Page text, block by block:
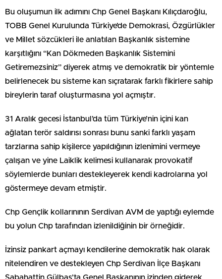
Bu oluşumun ilk adımını Chp Genel Başkanı Kılıçdaroğlu,
TOBB Genel Kurulunda Türkiye’de Demokrasi, Özgürlükler
ve Millet sözcükleri ile anlatılan Başkanlık sistemine
karşıtlığını “Kan Dökmeden Başkanlık Sistemini
Getiremezsiniz” diyerek atmış ve demokratik bir yöntemle
belirlenecek bu sisteme kan sıçratarak farklı fikirlere sahip
bireylerin taraf oluşturmasına yol açmıştır.
31 Aralık gecesi İstanbul’da tüm Türkiye’nin içini kan
ağlatan terör saldırısı sonrası bunu sanki farklı yaşam
tarzlarına sahip kişilerce yapıldığının izlenimini vermeye
çalışan ve yine Laiklik kelimesi kullanarak provokatif
söylemlerde bunları destekleyerek kendi kadrolarına yol
göstermeye devam etmiştir.
Chp Gençlik kollarınının Serdivan AVM de yaptığı eylemde
bu yolun Chp tarafından izlenildiğinin bir örneğidir.
İzinsiz pankart açmayı kendilerine demokratik hak olarak
nitelendiren ve destekleyen Chp Serdivan İlçe Başkanı